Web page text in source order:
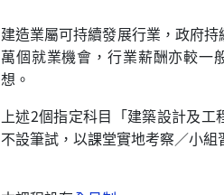
建造業屬可持續發展行業，政府
萬個就業機會，行業薪酬亦較一
想。
上述2個指定科目「建築設計及工
不設筆試，以課堂實地考察／小組